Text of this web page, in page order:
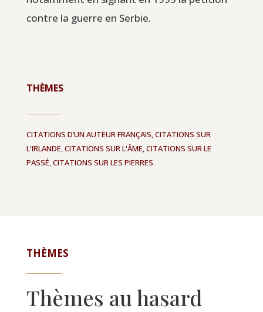
contre la guerre en Serbie.
THÈMES
CITATIONS D’UN AUTEUR FRANÇAIS,CITATIONS SUR
L'IRLANDE,CITATIONS SUR L'ÂME,CITATIONS SUR LE
PASSÉ,CITATIONS SUR LES PIERRES
THÈMES
Thèmes au hasard